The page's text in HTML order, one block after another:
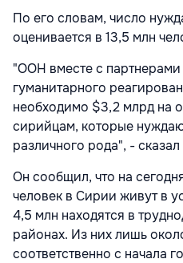
По его словам, число
оценивается в 13,5 млн
"ООН вместе с
гуманитарного
необходимо $3,2 млрд на
сирийцам, которые
различного рода", -
Он сообщил, что на
человек в Сирии живут в
4,5 млн находятся в
районах. Из них лишь
соответственно с начала